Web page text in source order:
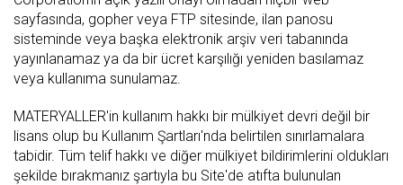
sayfasında, gopher veya FTP sitesinde, ilan panosu
sisteminde veya başka elektronik arşiv veri tabanında
yayınlanamaz ya da bir ücret karşılığı yeniden basılamaz
veya kullanıma sunulamaz.
MATERYALLER'in kullanım hakkı bir mülkiyet devri değil bir
lisans olup bu Kullanım Şartları'nda belirtilen sınırlamalara
tabidir. Tüm telif hakkı ve diğer mülkiyet bildirimlerini oldukları
şekilde bırakmanız şartıyla bu Site'de atıfta bulunulan